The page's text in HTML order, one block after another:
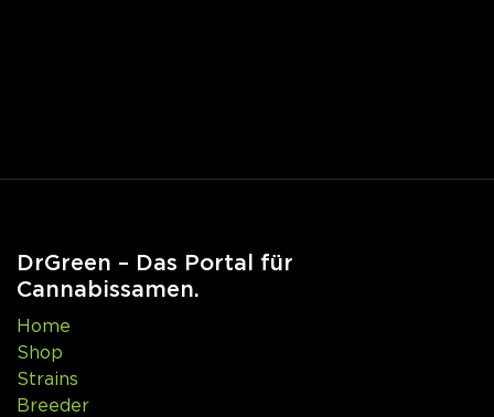
DrGreen – Das Portal für
Cannabissamen.
Home
Shop
Strains
Breeder